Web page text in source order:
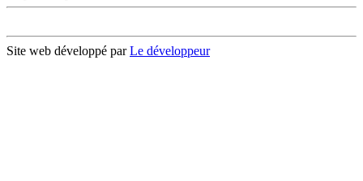
Site web développé parLe développeur